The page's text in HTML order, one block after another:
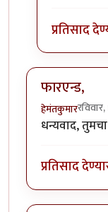
प्रतिसाद
फारएन्ड,
हेमंतकुमार
धन्यवाद,
प्रतिसाद